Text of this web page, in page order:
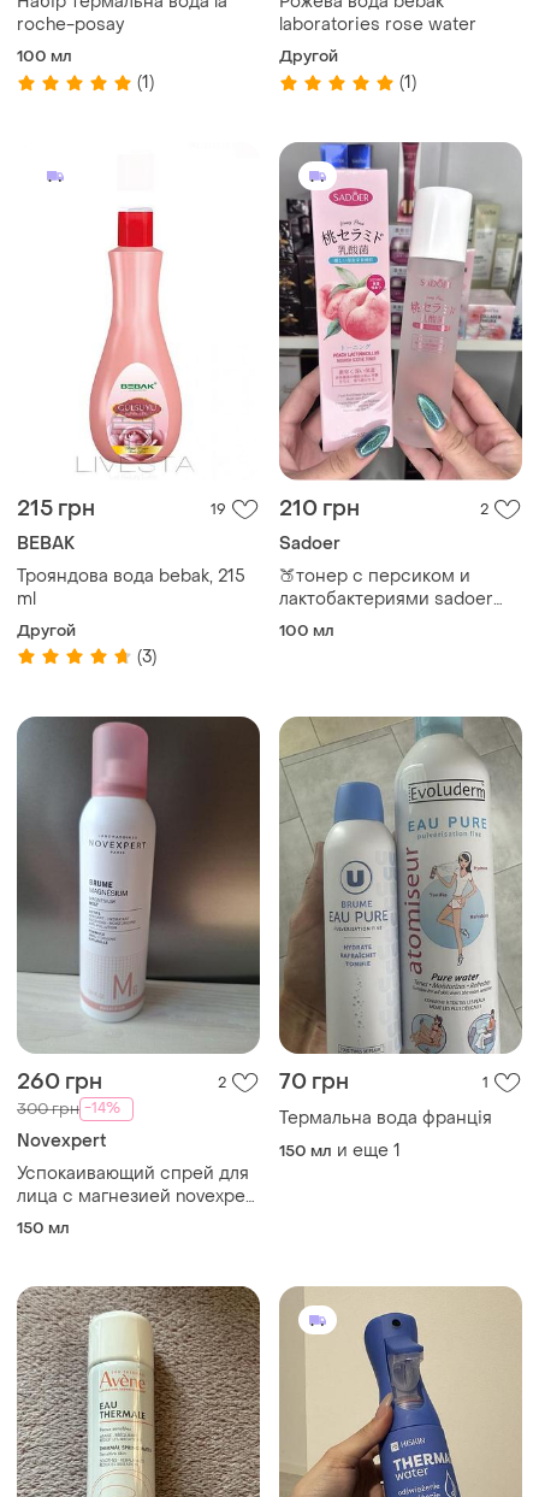
roche-posay
100 мл
(1)
laboratories rose water
Другой
(1)
215 грн 19
BEBAK
Трояндова вода bebak, 215
ml
Другой
(3)
210 грн 2
Sadoer
🍑тонер с персиком и
лактобактериями sadoer
peach lactobacillus nourish
100 мл
260 грн 2
300 грн -14%
Novexpert
Успокаивающий спрей для
лица с магнезией novexpert
magnesium mist
150 мл
70 грн 1
Термальна вода франція
150 мл и еще 1